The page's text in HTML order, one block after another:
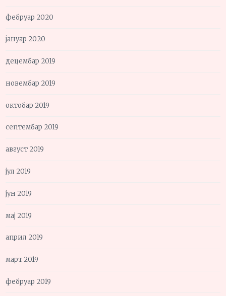
фебруар 2020
јануар 2020
децембар 2019
новембар 2019
октобар 2019
септембар 2019
август 2019
јул 2019
јун 2019
мај 2019
април 2019
март 2019
фебруар 2019